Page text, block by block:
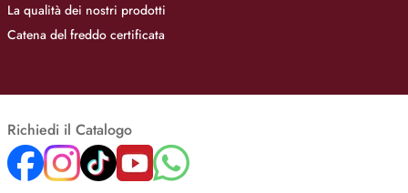
La qualità dei nostri prodotti
Catena del freddo certificata
Richiedi il Catalogo